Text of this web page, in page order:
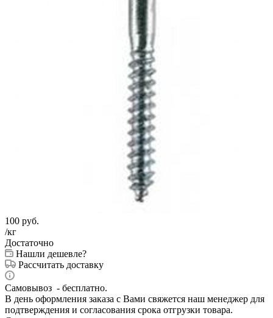
100 руб.
/кг
Достаточно
Нашли дешевле?
Рассчитать доставку
Самовывоз - бесплатно.
В день оформления заказа с Вами свяжется наш менеджер для
подтверждения и согласования срока отгрузки товара.